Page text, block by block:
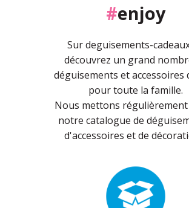
#enjoy
Sur deguisements-
découvrez un grand
déguisements et accessoires
pour toute la famille.
Nous mettons
notre catalogue de
d'accessoires et de